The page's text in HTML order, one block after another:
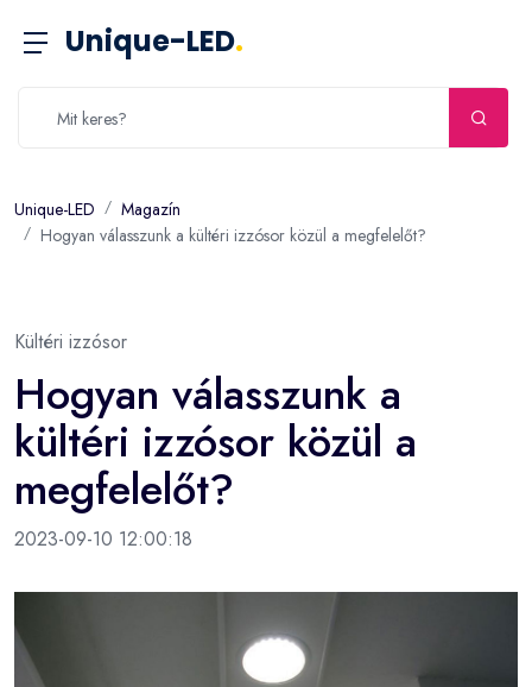
Unique-LED.
Unique-LED
Magazín
Hogyan válasszunk a kültéri izzósor közül a megfelelőt?
Kültéri izzósor
Hogyan válasszunk a
kültéri izzósor közül a
megfelelőt?
2023-09-10 12:00:18